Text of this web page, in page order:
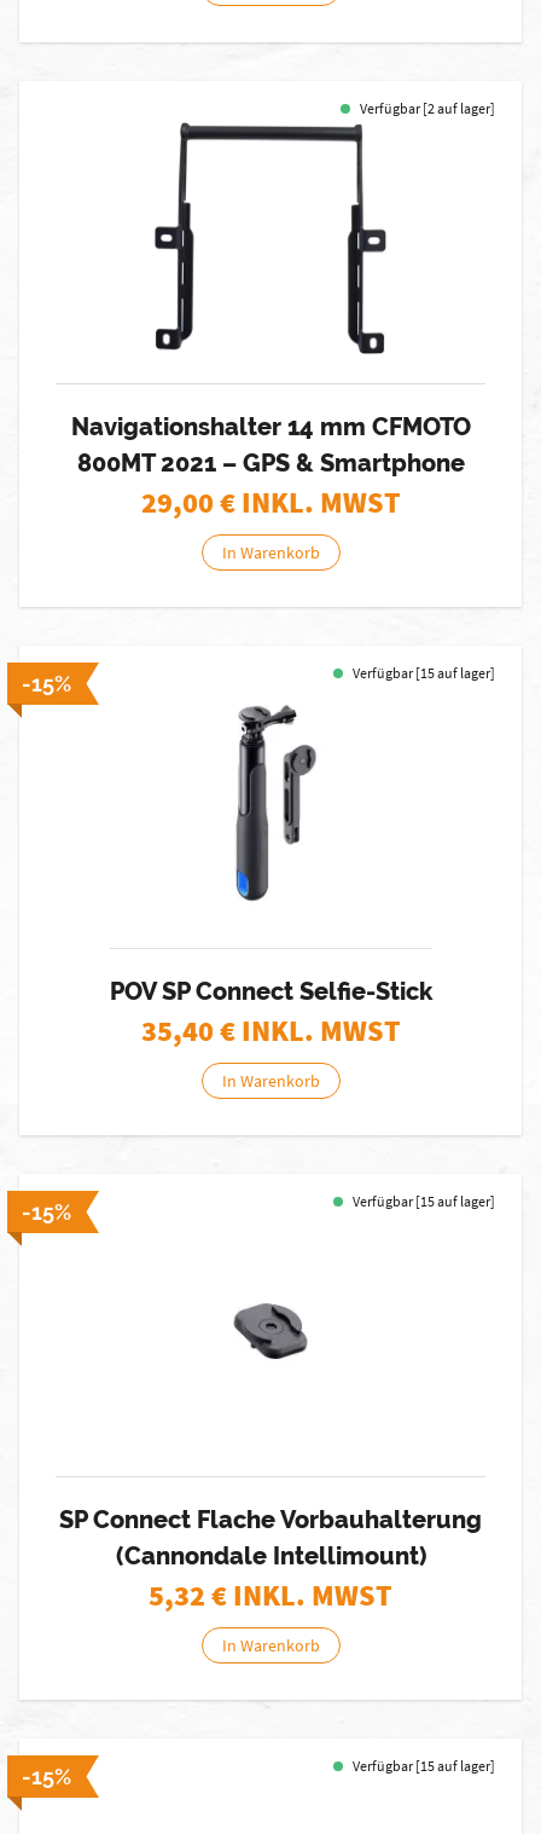
Verfügbar [2 auf lager]
Navigationshalter 14 mm CFMOTO
800MT 2021 – GPS & Smartphone
29,00€ INKL. MWST
In Warenkorb
-15% Verfügbar [15 auf lager]
POV SP Connect Selfie-Stick
35,40€ INKL. MWST
In Warenkorb
-15% Verfügbar [15 auf lager]
SP Connect Flache Vorbauhalterung
(Cannondale Intellimount)
5,32€ INKL. MWST
In Warenkorb
-15% Verfügbar [15 auf lager]